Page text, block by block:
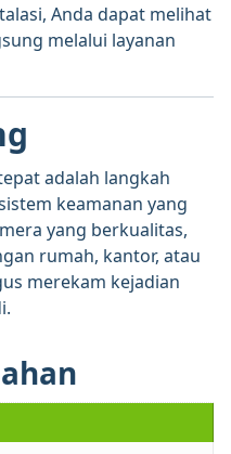
Anda dapat melihat
melalui layanan
adalah langkah
keamanan yang
yang berkualitas,
rumah, kantor, atau
merekam kejadian